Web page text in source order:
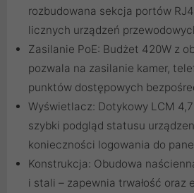
rozbudowana sekcja portów
licznych urządzeń
Zasilanie PoE: Budżet 420W z
pozwala na zasilanie kamer,
punktów dostępowych
Wyświetlacz: Dotykowy LCM
szybki podgląd statusu
konieczności logowania do
Konstrukcja: Obudowa
i stali – zapewnia trwałość oraz